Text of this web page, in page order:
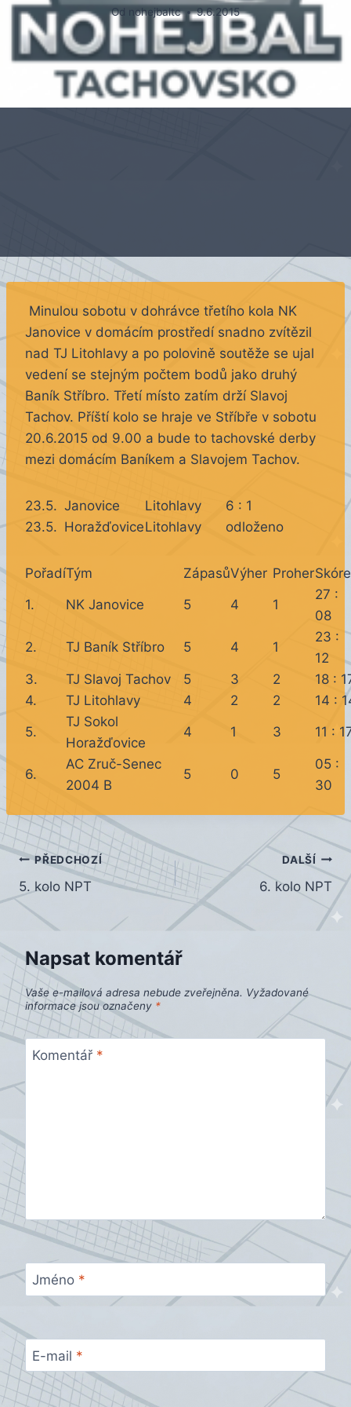
Od nohejbaltc 9.6.2015
Minulou sobotu v dohrávce třetího kola NK
Janovice v domácím prostředí snadno zvítězil
nad TJ Litohlavy a po polovině soutěže se ujal
vedení se stejným počtem bodů jako druhý
Baník Stříbro. Třetí místo zatím drží Slavoj
Tachov. Příští kolo se hraje ve Stříbře v sobotu
20.6.2015 od 9.00 a bude to tachovské derby
mezi domácím Baníkem a Slavojem Tachov.
23.5. Janovice Litohlavy
6 : 1
23.5. HoražďoviceLitohlavy odloženo
PořadíTým ZápasůVýher ProherSkóre
1.
NK Janovice 5 4 1
27 :
08
2.
TJ Baník Stříbro 5 4 1
23 :
12
3.
TJ Slavoj Tachov 5 3 2
18 :
4.
TJ Litohlavy 4 2 2
14 :
5.
TJ Sokol
Horažďovice
4 1 3 11 :
6.
AC Zruč-Senec
2004 B
5 0 5
05 :
30
Navigace
pro
příspěvek
PŘEDCHOZÍ
5. kolo NPT
DALŠÍ
6. kolo NPT
Napsat komentář
Vaše e-mailová adresa nebude zveřejněna. Vyžadované
informace jsou označeny *
Komentář *
Jméno *
E-mail *